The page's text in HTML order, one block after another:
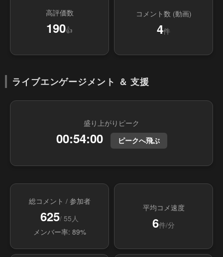
高評価数
190👍
コメント数 (動画)
4件
ライブエンゲージメント ＆ 支援
盛り上がりピーク
00:54:00 ピークへ飛ぶ
総コメント / 参加者
625/ 55人
メンバー率: 89%
平均コメ速度
6件/分